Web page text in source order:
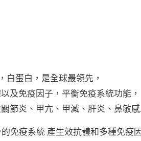
疼
症
提
白蛋白，是全球最領先，
及免疫因子，平衡免疫系統功能，
節炎、甲亢、甲減、肝炎、鼻敏感
免疫系統 產生效抗體和多種免疫